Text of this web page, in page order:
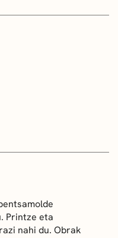
Printze eta
nahi du. Obrak